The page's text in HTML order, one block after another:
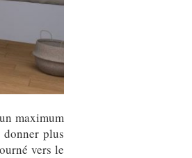
maximum
plus
vers le